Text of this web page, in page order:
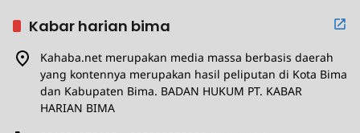
Kabar harian bima
Kahaba.net merupakan media massa berbasis daerah
yang kontennya merupakan hasil peliputan di Kota Bima
dan Kabupaten Bima. BADAN HUKUM PT. KABAR
HARIAN BIMA